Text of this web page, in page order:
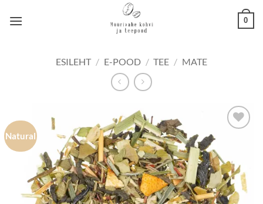
0
ESILEHT / E-POOD / TEE / MATE
Natural
lemmikuks